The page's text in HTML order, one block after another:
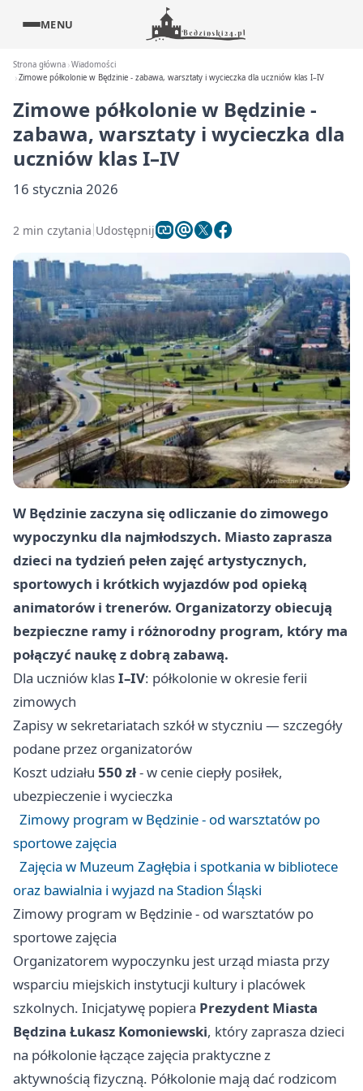
MENU
Strona główna Wiadomości
Zimowe półkolonie w Będzinie - zabawa, warsztaty i wycieczka dla uczniów klas I–IV
Zimowe półkolonie w Będzinie -
zabawa, warsztaty i wycieczka dla
uczniów klas I–IV
16 stycznia 2026
2 min czytania Udostępnij
W Będzinie zaczyna się odliczanie do zimowego
wypoczynku dla najmłodszych. Miasto zaprasza
dzieci na tydzień pełen zajęć artystycznych,
sportowych i krótkich wyjazdów pod opieką
animatorów i trenerów. Organizatorzy obiecują
bezpieczne ramy i różnorodny program, który ma
połączyć naukę z dobrą zabawą.
Dla uczniów klasI–IV: półkolonie w okresie ferii
zimowych
Zapisy w sekretariatach szkół w styczniu — szczegóły
podane przez organizatorów
Koszt udziału 550 zł- w cenie ciepły posiłek,
ubezpieczenie i wycieczka
Zimowy program w Będzinie - od warsztatów po
sportowe zajęcia
Zajęcia w Muzeum Zagłębia i spotkania w bibliotece
oraz bawialnia i wyjazd na Stadion Śląski
Zimowy program w Będzinie - od warsztatów po
sportowe zajęcia
Organizatorem wypoczynku jest urząd miasta przy
wsparciu miejskich instytucji kultury i placówek
szkolnych. Inicjatywę popiera Prezydent Miasta
Będzina Łukasz Komoniewski, który zaprasza dzieci
na półkolonie łączące zajęcia praktyczne z
aktywnością fizyczną. Półkolonie mają dać rodzicom